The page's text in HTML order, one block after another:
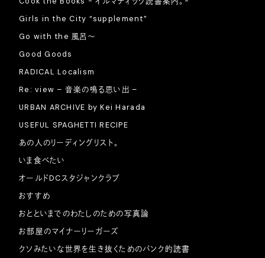
Girls in the City “supplement”
Go with the 風呂〜
Good Goods
RADICAL Localism
Re: view – 音楽の鳴る思い出 –
URBAN ARCHIVE by Kei Harada
USEFUL SPAGHETTI RECIPE
あの人のリーディングリスト。
いま食べたい
オールドDCスタジャンクラブ
おすすめ
おとといまでのわたしのための写真論
お部屋のマイナーリーガーズ
クソみたいな世界を生き抜くためのパンク的読書